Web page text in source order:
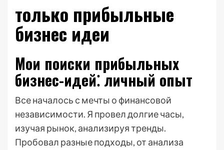
только прибыльные
бизнес идеи
Мои поиски прибыльных
бизнес-идей⁚ личный опыт
Все началось с мечты о финансовой
независимости. Я провел долгие часы,
изучая рынок, анализируя тренды.
Пробовал разные подходы, от анализа